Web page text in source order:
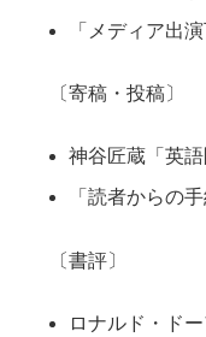
「メディア出
〔寄稿・投稿〕
神谷匠蔵「英
「読者からの手
〔書評〕
ロナルド・ド